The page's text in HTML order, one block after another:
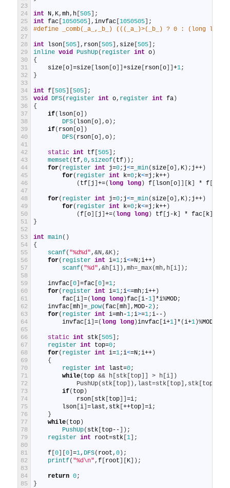
23
24
25
26
27
28
29
30
31
32
33
34
35
36
37
38
39
40
41
42
43
44
45
46
47
48
49
50
51
52
53
54
55
56
57
58
59
60
61
62
63
64
65
66
67
68
69
70
71
72
73
74
75
76
77
78
79
80
81
82
83
84
85
int N, K,mh, h 505
;
int
fac [1050505 ,invfac [1050505
;
#define _comb(_a_,_b_) (((_a_)>(_b_) ? 0 : (long
int lson 505 , rson 505 , size 505
;
inline void PushUp( register int o )
{
size [o ]=size lson [o ]+size rson [o ]+1;
}
int f 505 505
;
void DFS( register int o, register int fa )
{
if( lson [o
)
DFS( lson [o ,o ) ;
if( rson [o
)
DFS( rson [o ,o ) ;
static int tf 505
;
memset ( tf,0, sizeof( tf ) ) ;
for( register int j=0; j<= _min( size [o , K ) ; j++ )
for( register int k=0; k<=j ; k++ )
( tf j ]+=( long long ) f lson [o k * f
for( register int j=0; j<= _min( size [o , K ) ; j++ )
for( register int k=0; k<=j ; k++ )
(f [o j ]+=( long long ) tf j -k * fac k
}
int main( )
{
scanf( "%d%d" ,&N,&K);
for( register int i=1;i<=N;i++ )
scanf( "%d" ,&h[i]),mh=_max(mh,h[i]);
invfac [0 ]=fac [0 ]=1;
for( register int i=1;i<=mh;i++ )
fac [i ]=( long long )fac [i-1 *i%MOD;
invfac [mh ]= _pow(fac [mh ,MOD-2 ) ;
for( register int i=mh-1;i>=1;i-- )
invfac [i ]=( long long )invfac [i+1 * (i+1 )%MOD
static int stk 505
;
register int top=0;
for( register int i=1;i<=N;i++ )
{
register int last=0;
while( top && h[stk[top]] > h[i])
PushUp(stk[top]),last=stk[top],stk[top--
if( top )
rson stk top ]=i;
lson [i ]=last , stk [++top ]=i;
}
while( top )
PushUp( stk top-- ) ;
register int root=stk [1 ;
f [0 [0 ]=1, DFS( root ,0 ) ;
printf( "%d\n" ,f root K ) ;
return 0;
}